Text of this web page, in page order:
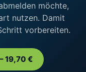
möchte,
nutzen. Damit
vorbereiten.
19,70 €